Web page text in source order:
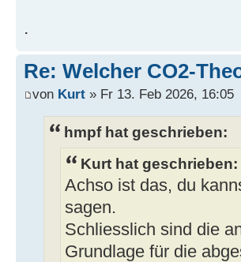
.
Re: Welcher CO2-
von Kurt » Fr 13. Feb 2026, 16:05
hmpf hat geschrieben:
Kurt hat geschrieben:
Achso ist das, du
sagen.
Schliesslich sind die
Grundlage für die